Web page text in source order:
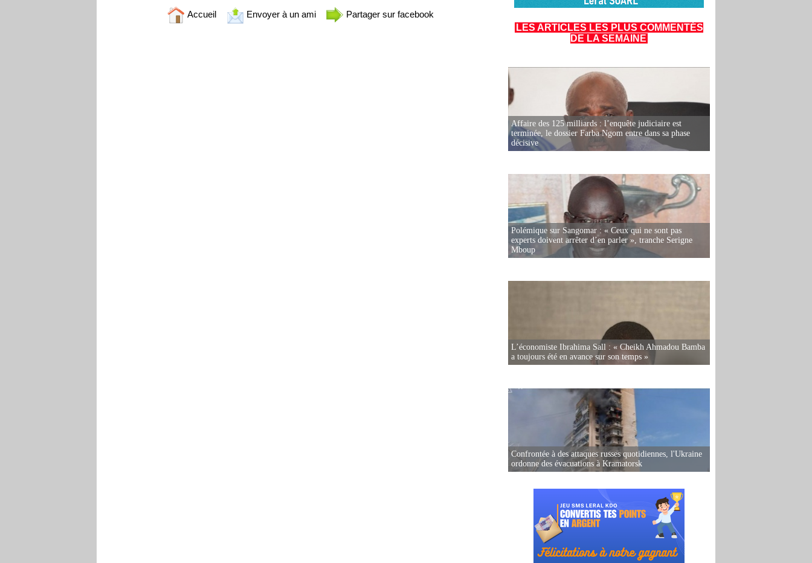
Accueil Envoyer à un ami Partager sur facebook
LES ARTICLES LES PLUS COMMENTÉS
DE LA SEMAINE
Affaire des 125 milliards : l’enquête judiciaire est
terminée, le dossier Farba Ngom entre dans sa phase
décisive
Polémique sur Sangomar : « Ceux qui ne sont pas
experts doivent arrêter d’en parler », tranche Serigne
Mboup
L’économiste Ibrahima Sall : « Cheikh Ahmadou Bamba
a toujours été en avance sur son temps »
Confrontée à des attaques russes quotidiennes, l'Ukraine
ordonne des évacuations à Kramatorsk